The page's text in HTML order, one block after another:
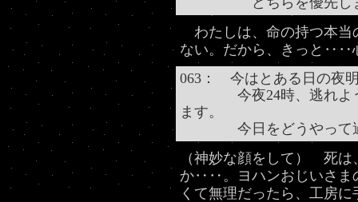
わたしは、命の持つ本当
ない。だから、きっと‥‥
063： 今はとある日の夜
今夜24時、逃れよう
ます。
今日をどうやって過
（神妙な顔をして） 死は
か‥‥。ヨハンおじいさま
くて無理だったら、工房